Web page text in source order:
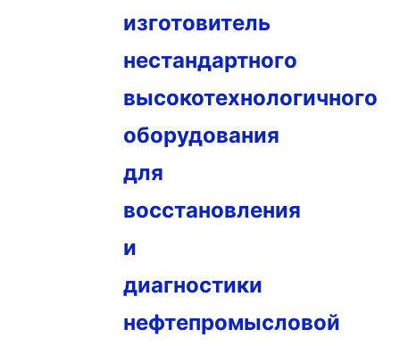
изготовитель
нестандартного
высокотехнологичного
оборудования
для
восстановления
и
диагностики
нефтепромысловой